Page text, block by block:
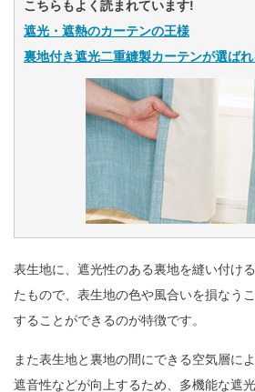
こちらもよく読まれています!
遮光・遮熱のカーテンの王様
裏地付き遮光二重縫製カーテンが選ば
表生地に、遮光性のある裏地を縫い付け
たもので、表生地の色や風合いを損なう
することができるのが特徴です。
また表生地と裏地の間にできる空気層に
遮音性などが向上するため、多機能な遮